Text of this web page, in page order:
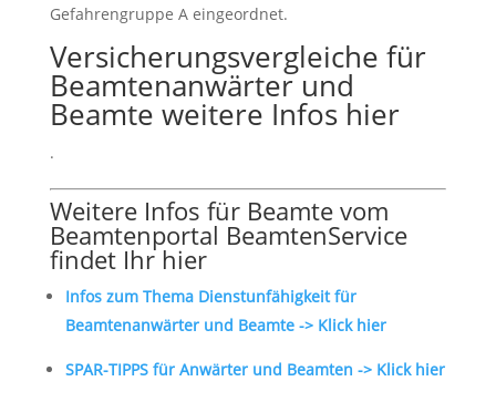
Gefahrengruppe A eingeordnet.
Versicherungsvergleiche für
Beamtenanwärter und
Beamte weitere Infos hier
.
Weitere Infos für Beamte vom
Beamtenportal BeamtenService
findet Ihr hier
Infos zum Thema Dienstunfähigkeit für
Beamtenanwärter und Beamte -> Klick hier
SPAR-TIPPS für Anwärter und Beamten -> Klick hier